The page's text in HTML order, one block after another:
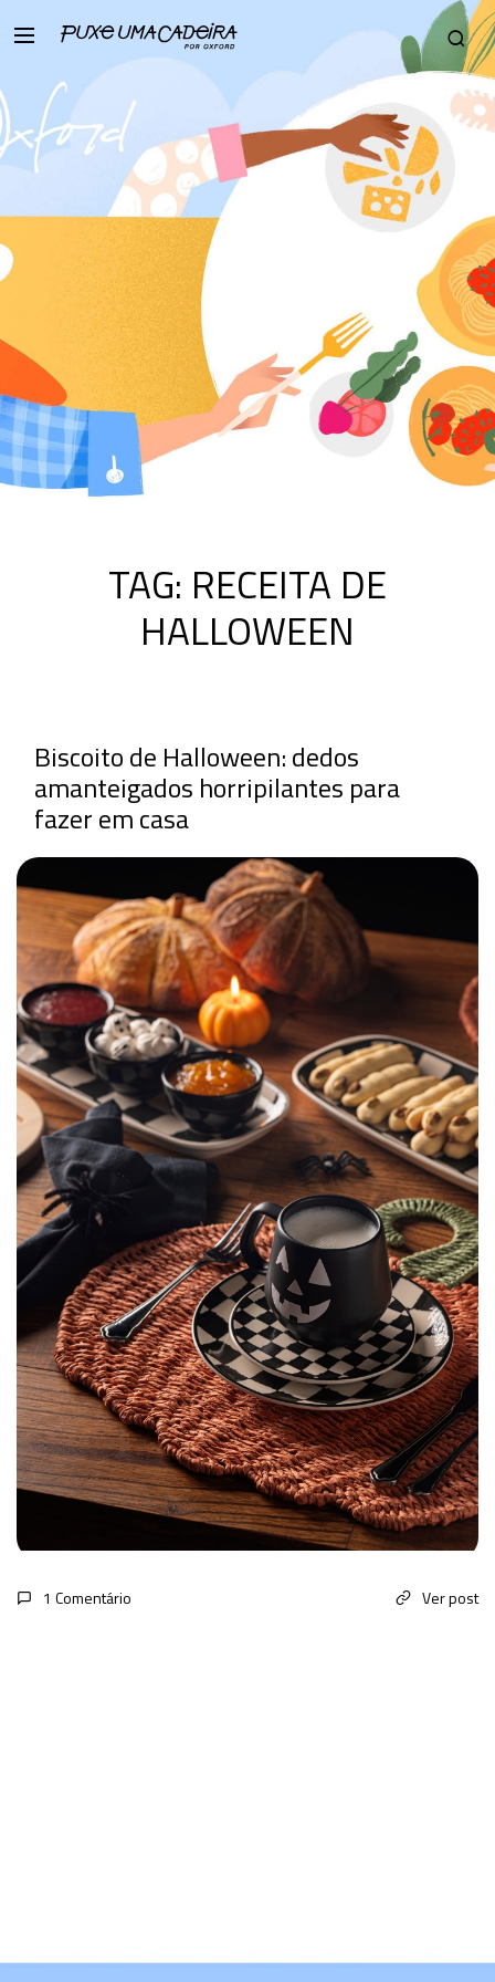
TAG: RECEITA DE
HALLOWEEN
Biscoito de Halloween: dedos
amanteigados horripilantes para
fazer em casa
1 Comentário Ver post